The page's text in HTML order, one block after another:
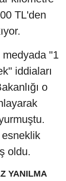
TL'den
medyada "1
iddiaları
o
oldu.
YANILMA